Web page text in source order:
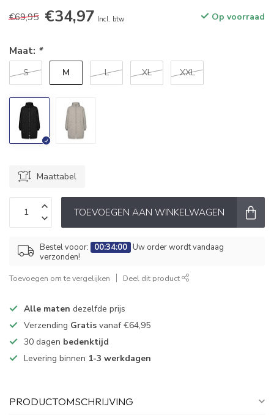
€69,95 €34,97 Incl. btw Op voorraad
Maat: *
S M L XL XXL
Maattabel
TOEVOEGEN AAN WINKELWAGEN
Bestel vooor: 00:34:00 Uw order wordt vandaag
verzonden!
Toevoegen om te vergelijken Deel dit product
Alle maten dezelfde prijs
Verzending Gratis vanaf €64,95
30 dagen bedenktijd
Levering binnen 1-3 werkdagen
PRODUCTOMSCHRIJVING